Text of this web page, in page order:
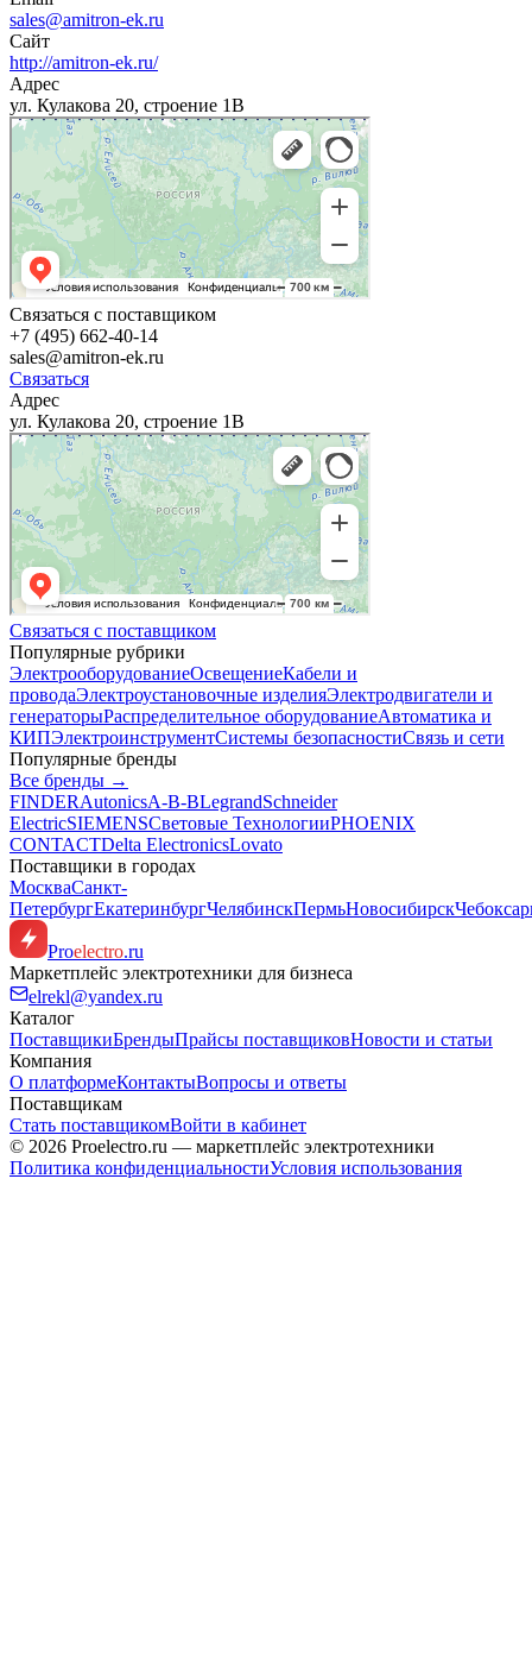
sales@amitron-ek.ru
Сайт
http://amitron-ek.ru/
Адрес
ул. Кулакова 20, строение 1В
Связаться с поставщиком
+7 (495) 662-40-14
sales@amitron-ek.ru
Связаться
Адрес
ул. Кулакова 20, строение 1В
Связаться с поставщиком
Популярные рубрики
ЭлектрооборудованиеОсвещениеКабели и
проводаЭлектроустановочные изделияЭлектродвигатели и
генераторыРаспределительное оборудованиеАвтоматика и
КИПЭлектроинструментСистемы безопасностиСвязь и сети
Популярные бренды
Все бренды →
FINDERAutonicsA-B-BLegrandSchneider
ElectricSIEMENSСветовые ТехнологииPHOENIX
CONTACTDelta ElectronicsLovato
Поставщики в городах
МоскваСанкт-
ПетербургЕкатеринбургЧелябинскПермьНовосибирск
Proelectro.ru
Маркетплейс электротехники для бизнеса
elrekl@yandex.ru
Каталог
ПоставщикиБрендыПрайсы поставщиковНовости и статьи
Компания
О платформеКонтактыВопросы и ответы
Поставщикам
Стать поставщикомВойти в кабинет
© 2026 Proelectro.ru — маркетплейс электротехники
Политика конфиденциальностиУсловия использования